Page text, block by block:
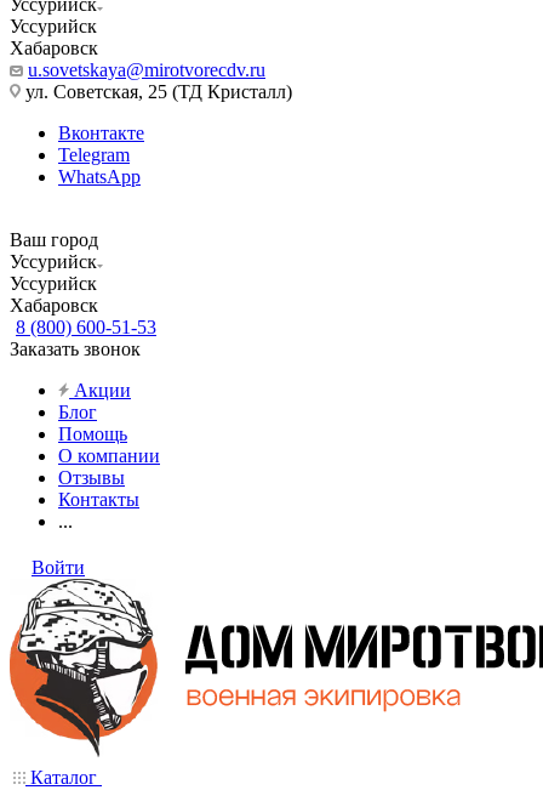
Уссурийск
Уссурийск
Хабаровск
u.sovetskaya@mirotvorecdv.ru
ул. Советская, 25 (ТД Кристалл)
Вконтакте
Telegram
WhatsApp
Ваш город
Уссурийск
Уссурийск
Хабаровск
8 (800) 600-51-53
Заказать звонок
Акции
Блог
Помощь
О компании
Отзывы
Контакты
...
Войти
Каталог